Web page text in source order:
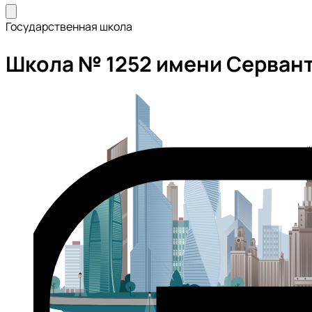
Государственная школа
Школа № 1252 имени